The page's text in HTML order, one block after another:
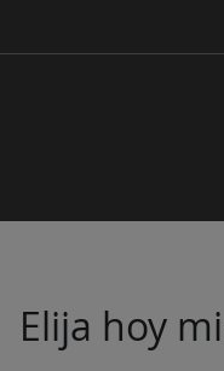
Elija hoy